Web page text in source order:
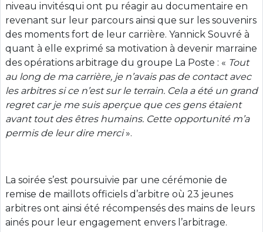
niveau invitésqui ont pu réagir au documentaire en
revenant sur leur parcours ainsi que sur les souvenirs
des moments fort de leur carrière. Yannick Souvré à
quant à elle exprimé sa motivation à devenir marraine
des opérations arbitrage du groupe La Poste : « Tout
au long de ma carrière, je n’avais pas de contact avec
les arbitres si ce n’est sur le terrain. Cela a été un grand
regret car je me suis aperçue que ces gens étaient
avant tout des êtres humains. Cette opportunité m’a
permis de leur dire merci».
La soirée s’est poursuivie par une cérémonie de
remise de maillots officiels d’arbitre où 23 jeunes
arbitres ont ainsi été récompensés des mains de leurs
ainés pour leur engagement envers l’arbitrage.